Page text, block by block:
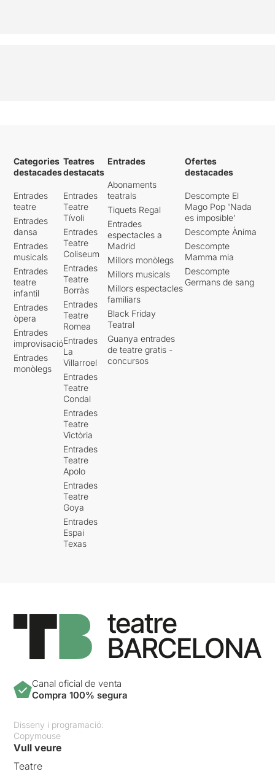
Categories
destacades
Entrades
teatre
Entrades
dansa
Entrades
musicals
Entrades
teatre
infantil
Entrades
òpera
Entrades
improvisació
Entrades
monòlegs
Teatres
destacats
Entrades
Teatre
Tívoli
Entrades
Teatre
Coliseum
Entrades
Teatre
Borràs
Entrades
Teatre
Romea
Entrades
La
Villarroel
Entrades
Teatre
Condal
Entrades
Teatre
Victòria
Entrades
Teatre
Apolo
Entrades
Teatre
Goya
Entrades
Espai
Texas
Entrades
Abonaments
teatrals
Tiquets Regal
Entrades
espectacles a
Madrid
Millors monòlegs
Millors musicals
Millors espectacles
familiars
Black Friday
Teatral
Guanya entrades
de teatre gratis -
concursos
Ofertes
destacades
Descompte El
Mago Pop 'Nada
es imposible'
Descompte Ànima
Descompte
Mamma mia
Descompte
Germans de sang
Canal oficial de venta
Compra 100% segura
Disseny i programació:
Copymouse
Vull veure
Teatre